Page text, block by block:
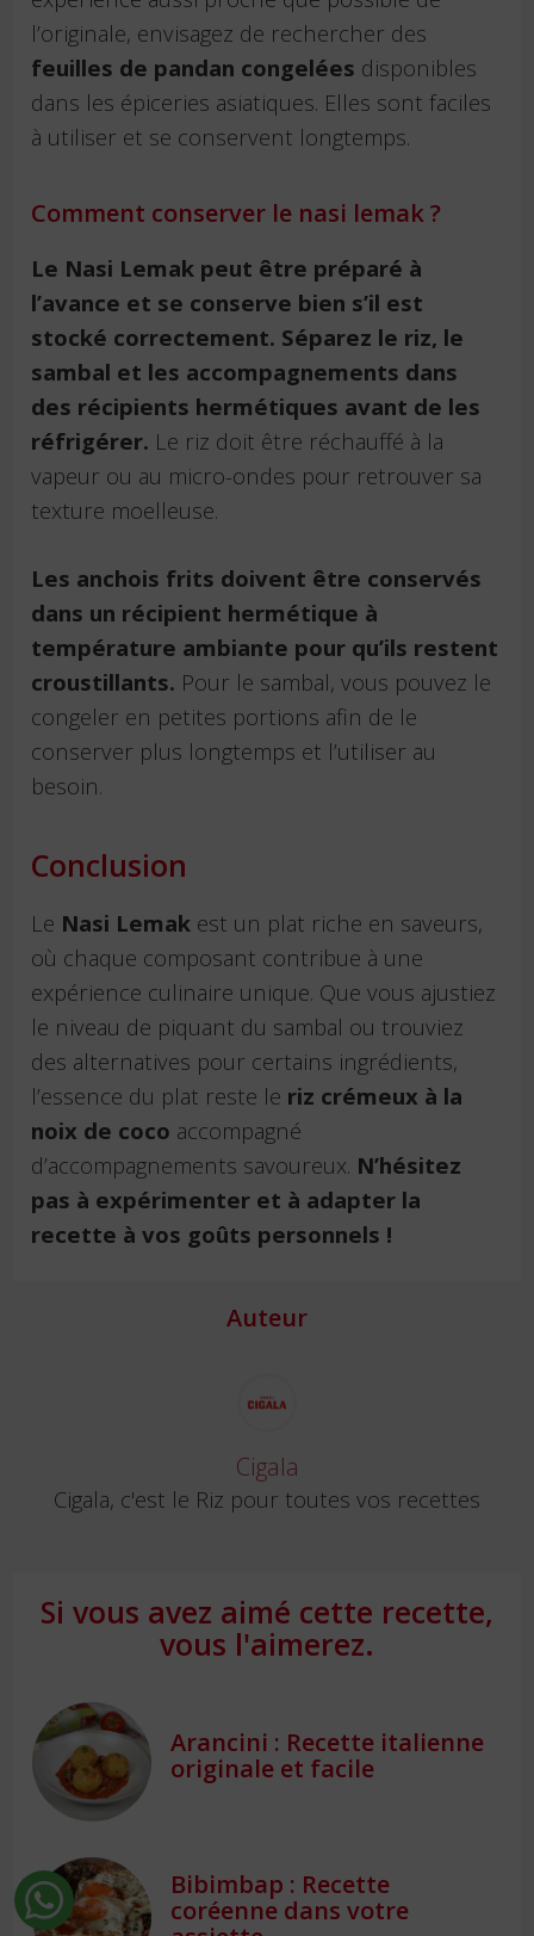
l’originale, envisagez de rechercher des
feuilles de pandan congelées disponibles
dans les épiceries asiatiques. Elles sont faciles
à utiliser et se conservent longtemps.
Comment conserver le nasi lemak ?
Le Nasi Lemak peut être préparé à
l’avance et se conserve bien s’il est
stocké correctement. Séparez le riz, le
sambal et les accompagnements dans
des récipients hermétiques avant de les
réfrigérer. Le riz doit être réchauffé à la
vapeur ou au micro-ondes pour retrouver sa
texture moelleuse.
Les anchois frits doivent être conservés
dans un récipient hermétique à
température ambiante pour qu’ils restent
croustillants. Pour le sambal, vous pouvez le
congeler en petites portions afin de le
conserver plus longtemps et l’utiliser au
besoin.
Conclusion
Le Nasi Lemak est un plat riche en saveurs,
où chaque composant contribue à une
expérience culinaire unique. Que vous ajustiez
le niveau de piquant du sambal ou trouviez
des alternatives pour certains ingrédients,
l’essence du plat reste le riz crémeux à la
noix de coco accompagné
d’accompagnements savoureux. N’hésitez
pas à expérimenter et à adapter la
recette à vos goûts personnels !
Auteur
Cigala
Cigala, c'est le Riz pour toutes vos recettes
Si vous avez aimé cette recette,
vous l'aimerez.
Arancini : Recette italienne
originale et facile
Bibimbap : Recette
coréenne dans votre